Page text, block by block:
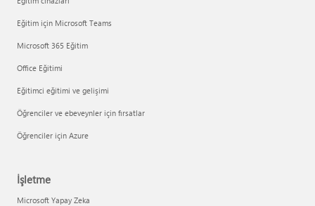
Eğitim için Microsoft Teams
Microsoft 365 Eğitim
Office Eğitimi
Eğitimci eğitimi ve gelişimi
Öğrenciler ve ebeveynler için fırsatlar
Öğrenciler için Azure
İşletme
Microsoft Yapay Zeka